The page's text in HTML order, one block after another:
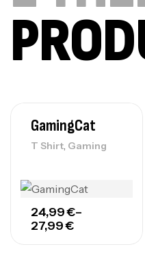
GamingCat
T Shirt Gaming
24,99€–
27,99€